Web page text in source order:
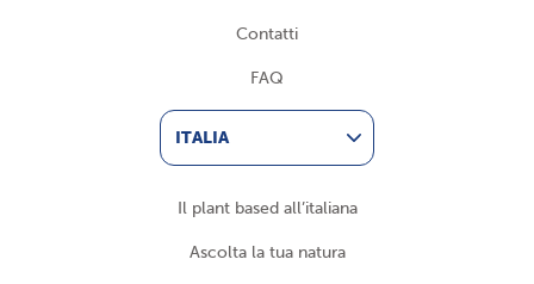
Contatti
FAQ
ITALIA
Il plant based all’italiana
Ascolta la tua natura